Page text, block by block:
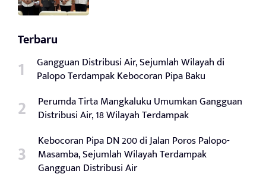
Terbaru
Gangguan Distribusi Air, Sejumlah Wilayah di
Palopo Terdampak Kebocoran Pipa Baku
Perumda Tirta Mangkaluku Umumkan Gangguan
Distribusi Air, 18 Wilayah Terdampak
Kebocoran Pipa DN 200 di Jalan Poros Palopo-
Masamba, Sejumlah Wilayah Terdampak
Gangguan Distribusi Air